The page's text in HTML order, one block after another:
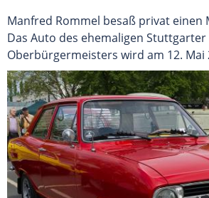
Manfred Rommel besaß privat einen
Das Auto des ehemaligen Stuttgarter
Oberbürgermeisters wird am 12. Mai